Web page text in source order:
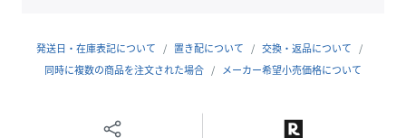
として空間へご使用ください。
※シミになる恐れがありますので白い衣類、 生地へのご使用
■ フローラル&ペアブーケ
発送日・在庫表記について 置き配について
交換・返品について
同時に複数の商品を注文された場合
メーカー希望小売価格について